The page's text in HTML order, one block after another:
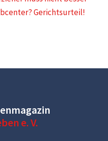
Gerichtsurteil!
e. V.